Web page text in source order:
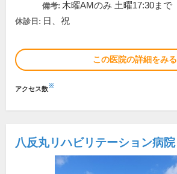
備考: 木曜AMのみ 土曜17:30まで
休診日: 日、祝
この医院の詳細をみる
アクセス数※
八反丸リハビリテーション病院